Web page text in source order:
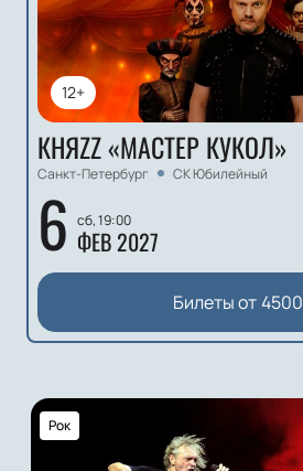
12+
КНЯZZ «МАСТЕР КУКОЛ»
Санкт-Петербург СК Юбилейный
6 сб, 19:00
ФЕВ 2027
Билеты от4500
Рок